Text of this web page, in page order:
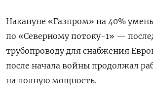
Накануне «Газпром» на 40%
по «Северному потоку-1» —
трубопроводу для снабжения
после начала войны продолжал
на полную мощность.